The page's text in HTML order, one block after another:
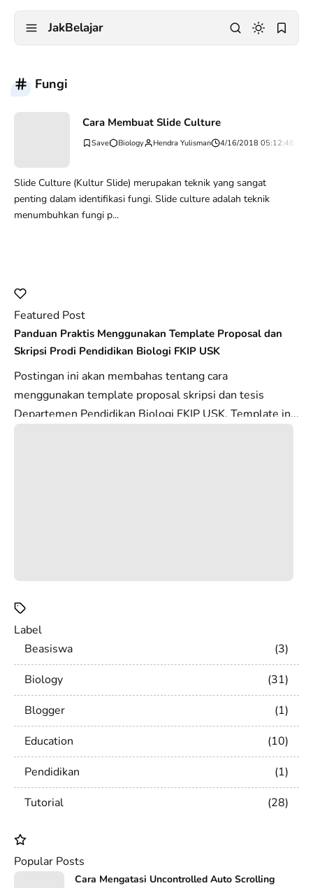
JakBelajar
Fungi
Cara Membuat Slide Culture
Biology Hendra Yulisman 4/16/2018 05:12:48 PM
Slide Culture (Kultur Slide) merupakan teknik yang sangat
penting dalam identifikasi fungi. Slide culture adalah teknik
menumbuhkan fungi p...
Featured Post
Panduan Praktis Menggunakan Template Proposal dan
Skripsi Prodi Pendidikan Biologi FKIP USK
Postingan ini akan membahas tentang cara
menggunakan template proposal skripsi dan tesis
Departemen Pendidikan Biologi FKIP USK. Template in...
Label
Beasiswa
3
Biology
31
Blogger
1
Education
10
Pendidikan
1
Tutorial
28
Popular Posts
Cara Mengatasi Uncontrolled Auto Scrolling